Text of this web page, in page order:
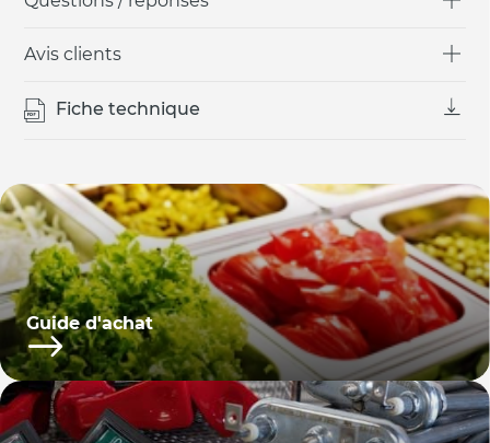
Avis clients
Fiche technique
Guide d'achat